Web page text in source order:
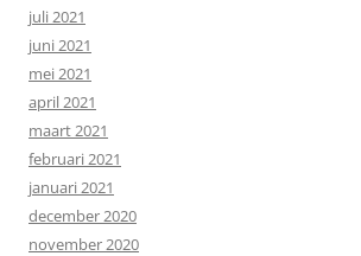
juli 2021
juni 2021
mei 2021
april 2021
maart 2021
februari 2021
januari 2021
december 2020
november 2020